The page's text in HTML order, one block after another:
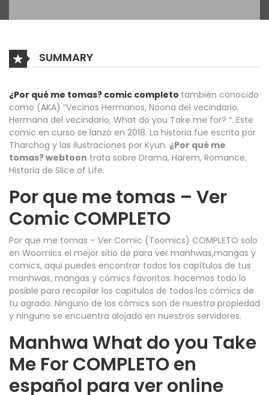
SUMMARY
¿Por qué me tomas? comic completo también conocido
como (AKA) “Vecinos Hermanos, Noona del vecindario,
Hermana del vecindario, What do you Take me for? “. Este
comic en curso se lanzó en 2018. La historia fue escrita por
Tharchog y las ilustraciones por Kyun. ¿Por qué me
tomas? webtoon trata sobre Drama, Harem, Romance,
Historia de Slice of Life.
Por que me tomas – Ver
Comic COMPLETO
Por que me tomas – Ver Comic (Toomics) COMPLETO solo
en Woomics el mejor sitio de para ver manhwas,mangas y
comics, aqui puedes encontrar todos los capítulos de tus
manhwas, mangas y cómics favoritos. hacemos todo lo
posible para recopilar los capitulos de todos los cómics de
tu agrado. Ninguno de los cómics son de nuestra propiedad
y ninguno se encuentra alojado en nuestros servidores.
Manhwa What do you Take
Me For COMPLETO en
español para ver online